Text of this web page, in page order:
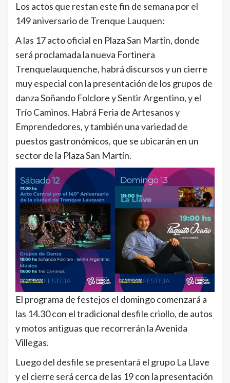
Los actos que restan este fin de semana por el
149 aniversario de Trenque Lauquen:
A las 17 acto oficial en Plaza San Martín, donde
será proclamada la nueva Fortinera
Trenquelauquenche, habrá discursos y un cierre
muy especial con la presentación de los grupos de
danza Soñando Folclore y Sentir Argentino, y el
Trío Caminos. Habrá Feria de Artesanos y
Emprendedores, y también una variedad de
puestos gastronómicos, que se ubicarán en un
sector de la Plaza San Martín.
El programa de festejos el domingo comenzará a
las 14.30 con el tradicional desfile criollo, de autos
y motos antiguas que recorrerán la Avenida
Villegas.
Luego del desfile se presentará el grupo La Llave
y el cierre será cerca de las 19 con la presentación